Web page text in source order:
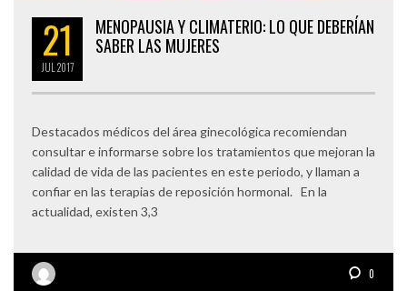
21
JUL 2017
MENOPAUSIA Y CLIMATERIO: LO QUE DEBERÍAN
SABER LAS MUJERES
Destacados médicos del área ginecológica recomiendan
consultar e informarse sobre los tratamientos que mejoran la
calidad de vida de las pacientes en este periodo, y llaman a
confiar en las terapias de reposición hormonal. En la
actualidad, existen 3,3
0